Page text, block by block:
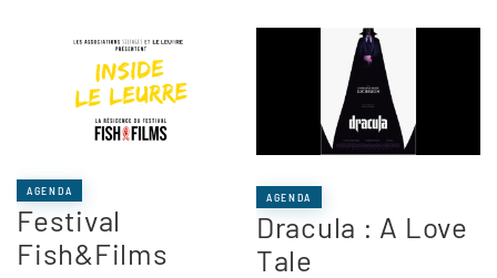
AGENDA
Festival
Fish&Films
AGENDA
Dracula : A Love
Tale